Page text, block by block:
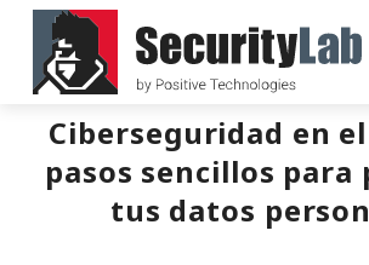
Ciberseguridad en
pasos sencillos
tus datos